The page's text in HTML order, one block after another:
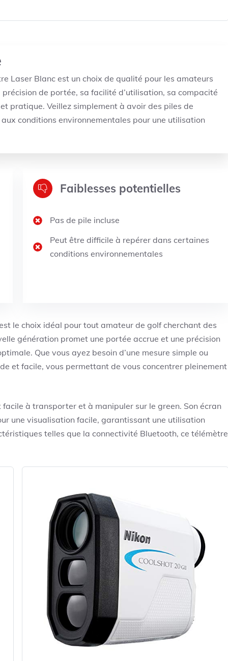
Laser Blanc est un choix de qualité pour les amateurs
de portée, sa facilité d’utilisation, sa compacité
pratique. Veillez simplement à avoir des piles de
conditions environnementales pour une utilisation
Faiblesses potentielles
Pas de pile incluse
Peut être difficile à repérer dans certaines
conditions environnementales
le choix idéal pour tout amateur de golf cherchant des
génération promet une portée accrue et une précision
Que vous ayez besoin d’une mesure simple ou
et facile, vous permettant de vous concentrer pleinement
à transporter et à manipuler sur le green. Son écran
une visualisation facile, garantissant une utilisation
telles que la connectivité Bluetooth, ce télémètre